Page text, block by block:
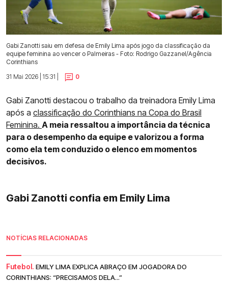
Gabi Zanotti saiu em defesa de Emily Lima após jogo da classificação da
equipe feminina ao vencer o Palmeiras - Foto: Rodrigo Gazzanel/Agência
Corinthians
31 Mai 2026 | 15:31 |
0
Gabi Zanotti destacou o trabalho da treinadora Emily Lima
após a classificação do Corinthians na Copa do Brasil
Feminina. A meia ressaltou a importância da técnica
para o desempenho da equipe e valorizou a forma
como ela tem conduzido o elenco em momentos
decisivos.
Gabi Zanotti confia em Emily Lima
NOTÍCIAS RELACIONADAS
Futebol. EMILY LIMA EXPLICA ABRAÇO EM JOGADORA DO
CORINTHIANS: “PRECISAMOS DELA...”